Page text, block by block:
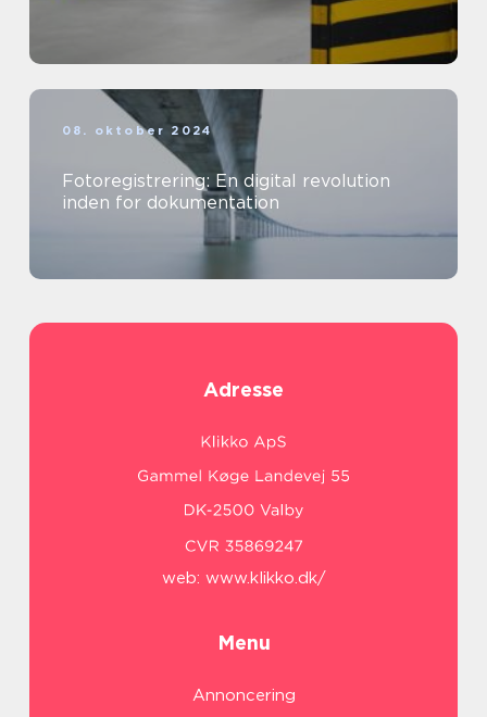
08. oktober 2024
Fotoregistrering: En digital revolution
inden for dokumentation
Adresse
web: www.klikko.dk/
Menu
Annoncering